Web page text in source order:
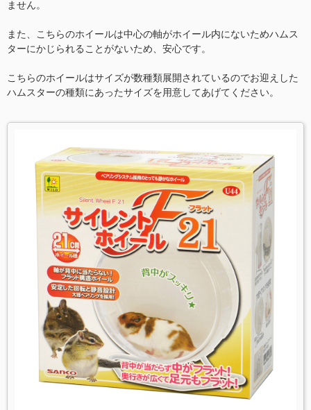
ません。
また、こちらのホイールは中心の軸がホイール内にないためハムス
ターにかじられることがないため、安心です。
こちらのホイールはサイズが数種類展開されているのでお迎えした
ハムスターの種類にあったサイズを用意してあげてください。